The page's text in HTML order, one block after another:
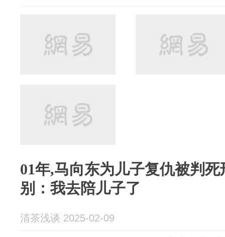
01年,马向东为儿子复仇被判
别：我去陪儿子了
清茶浅谈 2025-02-09